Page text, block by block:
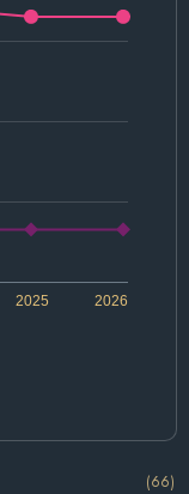
2026
2025
(66)